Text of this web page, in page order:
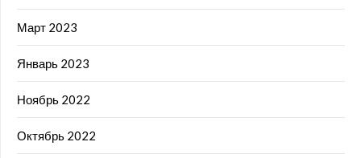
Март 2023
Январь 2023
Ноябрь 2022
Октябрь 2022